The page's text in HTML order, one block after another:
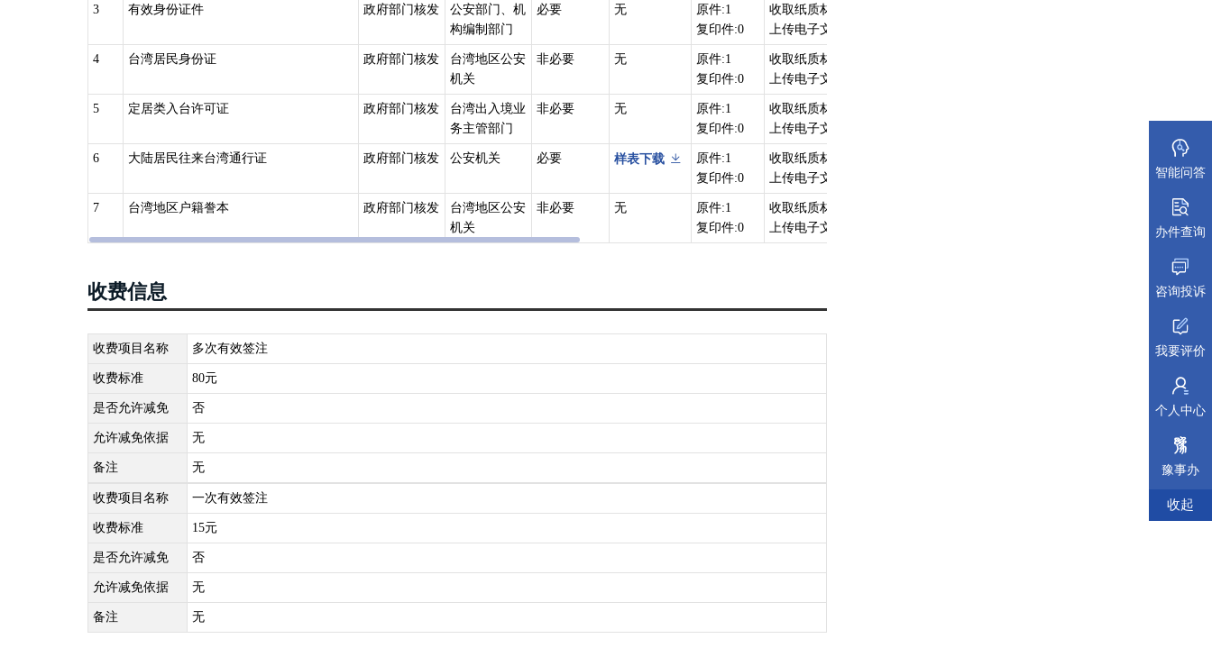
3 有效身份证件 政府部门核发
公安部门、机
构编制部门
必要 无
原件:1
复印件:0
收取纸质材料、
上传电子文件
4 台湾居民身份证 政府部门核发
台湾地区公安
机关
非必要 无
原件:1
复印件:0
收取纸质材料、
上传电子文件
5 定居类入台许可证 政府部门核发
台湾出入境业
务主管部门
非必要 无
原件:1
复印件:0
收取纸质材料、
上传电子文件
6 大陆居民往来台湾通行证 政府部门核发 公安机关 必要 样表下载
原件:1
复印件:0
收取纸质材料、
上传电子文件
7 台湾地区户籍誊本 政府部门核发
台湾地区公安
机关
非必要 无
原件:1
复印件:0
收取纸质材料、
上传电子文件
收费信息
收费项目名称 多次有效签注
收费标准 80元
是否允许减免 否
允许减免依据 无
备注 无
收费项目名称 一次有效签注
收费标准 15元
是否允许减免 否
允许减免依据 无
备注 无
智能问答
办件查询
咨询投诉
我要评价
个人中心
豫事办
收起